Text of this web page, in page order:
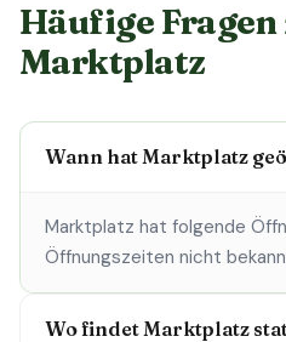
Häufige Fragen
Marktplatz
Wann hat Marktplatz
Marktplatz hat folgende
Öffnungszeiten nicht
Wo findet Marktplatz